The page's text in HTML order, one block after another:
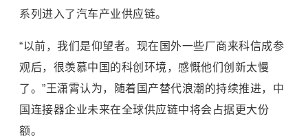
系列进入了汽车产业供应链。
“以前，我们是仰望者。现在国外一些厂商来科信成参
观后，很羡慕中国的科创环境，感慨他们创新太慢
了。”王潇霄认为，随着国产替代浪潮的持续推进，中
国连接器企业未来在全球供应链中将会占据更大份
额。